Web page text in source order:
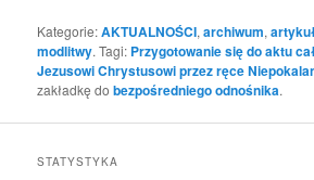
Kategorie:AKTUALNOŚCI,archiwum,
modlitwy. Tagi: Przygotowanie się do aktu
Jezusowi Chrystusowi przez ręce
zakładkę dobezpośredniego odnośnika.
STATYSTYKA